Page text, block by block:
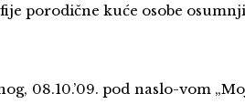
porodične kuće osobe
08.10.’09. pod naslo-vom